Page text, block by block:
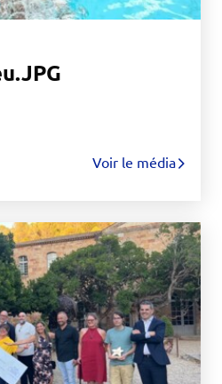
Voir le média